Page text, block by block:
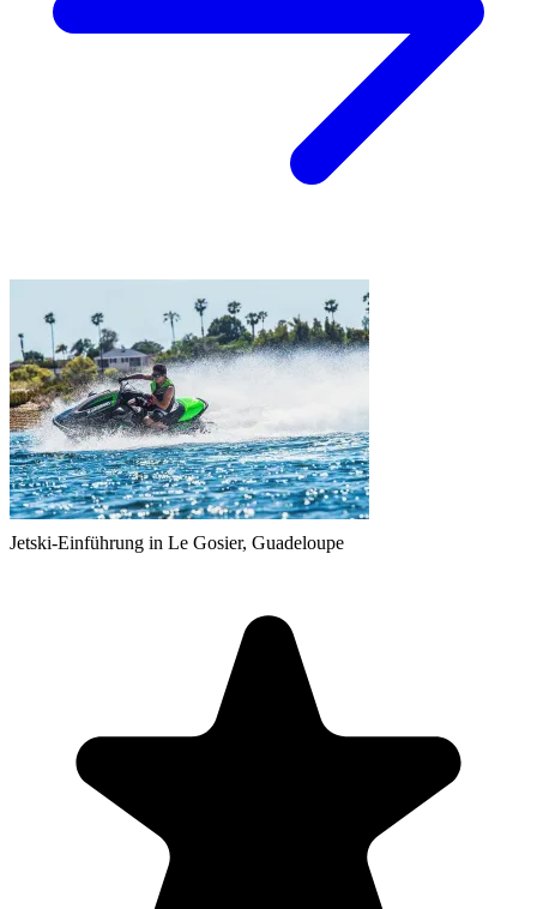
Jetski-Einführung in Le Gosier, Guadeloupe